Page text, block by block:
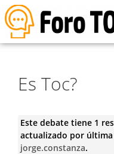
Es Toc?
Este debate tiene 1
actualizado por última
jorge.constanza.